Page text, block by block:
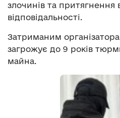
злочинів та притягнення
відповідальності.
Затриманим
загрожує до 9 років
майна.